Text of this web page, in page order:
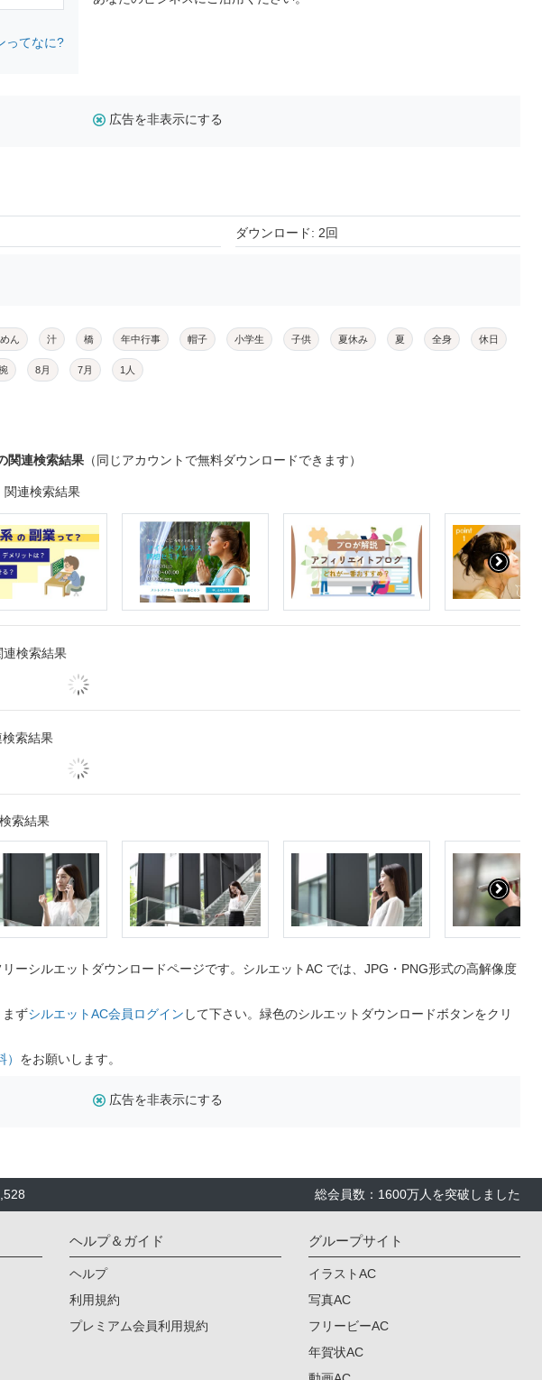
ってなに?
広告を非表示にする
ダウンロード: 2回
ん 汁 橋 年中行事 帽子 小学生 子供 夏休み 夏 全身 休日
8月 7月 1人
関連検索結果 （同じアカウントで無料ダウンロードできます）
関連検索結果
連検索結果
索結果
索結果
ーシルエットダウンロードページです。シルエットAC では、JPG・PNG形式の高解像度
まずシルエットAC会員ログイン して下さい。緑色のシルエットダウンロードボタンをクリ
をお願いします。
広告を非表示にする
総会員数：1600万人を突破しました
ヘルプ＆ガイド
ヘルプ
利用規約
プレミアム会員利用規約
グループサイト
イラストAC
写真AC
フリービーAC
年賀状AC